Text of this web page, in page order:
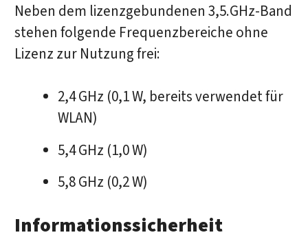
Neben dem lizenzgebundenen 3,5.GHz-Band
stehen folgende Frequenzbereiche ohne
Lizenz zur Nutzung frei:
2,4 GHz (0,1 W, bereits verwendet für
WLAN)
5,4 GHz (1,0 W)
5,8 GHz (0,2 W)
Informationssicherheit